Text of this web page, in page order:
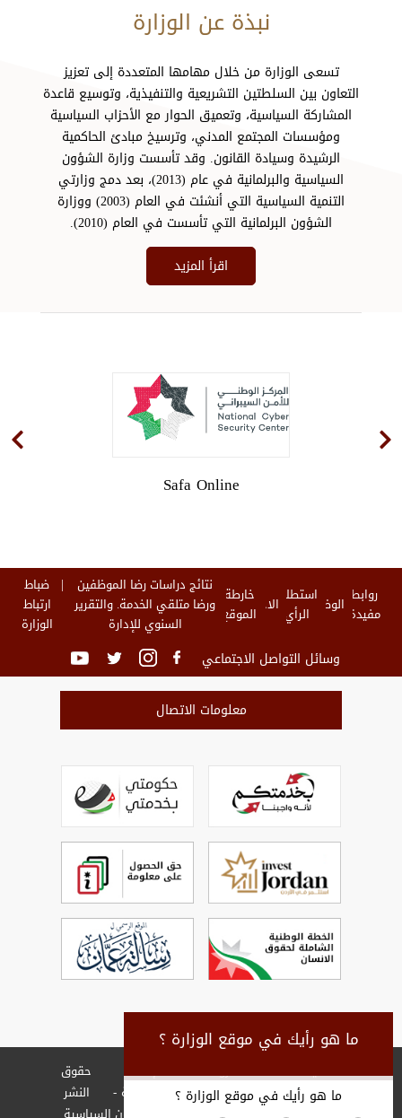
ما هو رأيك في موقع الوزارة ؟
ما هو رأيك في موقع الوزارة ؟
نبذة عن الوزارة
تسعى الوزارة من خلال مهامها المتعددة إلى تعزيز
التعاون بين السلطتين التشريعية والتنفيذية، وتوسيع قاعدة
المشاركة السياسية، وتعميق الحوار مع الأحزاب السياسية
ومؤسسات المجتمع المدني، وترسيخ مبادئ الحاكمية
الرشيدة وسيادة القانون. وقد تأسست وزارة الشؤون
السياسية والبرلمانية في عام (2013)، بعد دمج وزارتي
التنمية السياسية التي أنشئت في العام (2003) ووزارة
الشؤون البرلمانية التي تأسست في العام (2010).
اقرأ المزيد
Safa Online
روابط
مفيدة الوظائفاستطلاع
الرأي الاخبارخارطة
الموقع
نتائج دراسات رضا الموظفين
ورضا متلقي الخدمة. والتقرير
السنوي للإدارة
ضباط
ارتباط
الوزارة
وسائل التواصل الاجتماعي
معلومات الاتصال
سياسة
الخصوصية
شروط
الاستخدام
إخلاء
المسؤولية
حقوق
النشر